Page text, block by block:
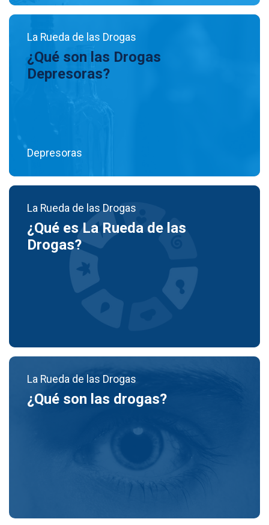
La Rueda de las Drogas
¿Qué son las Drogas
Depresoras?
Depresoras
La Rueda de las Drogas
¿Qué es La Rueda de las
Drogas?
La Rueda de las Drogas
¿Qué son las drogas?